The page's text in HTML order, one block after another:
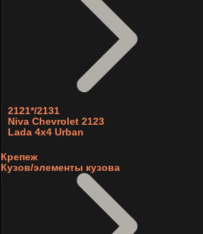
2121*/2131
Niva Chevrolet 2123
Lada 4x4 Urban
Крепеж
Кузов/элементы кузова